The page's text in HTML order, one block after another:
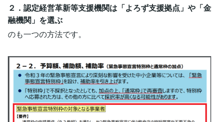
２．認定経営革新等支援機関は「よろず支援拠点」や「金
融機関」を選ぶ
のも一つの方法です。